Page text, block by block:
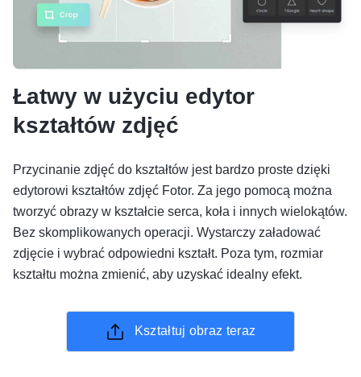
Łatwy w użyciu edytor
kształtów zdjęć
Przycinanie zdjęć do kształtów jest bardzo proste dzięki
edytorowi kształtów zdjęć Fotor. Za jego pomocą można
tworzyć obrazy w kształcie serca, koła i innych wielokątów.
Bez skomplikowanych operacji. Wystarczy załadować
zdjęcie i wybrać odpowiedni kształt. Poza tym, rozmiar
kształtu można zmienić, aby uzyskać idealny efekt.
Kształtuj obraz teraz